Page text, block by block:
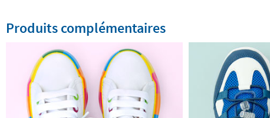
Produits complémentaires